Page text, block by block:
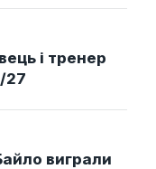
і тренер
27
виграли